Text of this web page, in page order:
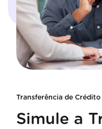
Transferência de Crédito
Simule a